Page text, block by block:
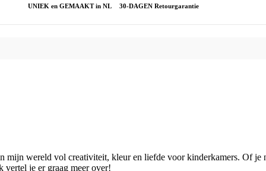
UNIEK en GEMAAKT in NL 30-DAGEN Retourgarantie
wereld vol creativiteit, kleur en liefde voor kinderkamers. Of je
je er graag meer over!